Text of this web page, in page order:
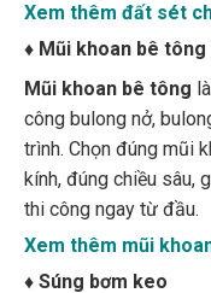
công bulong nở,
trình. Chọn đúng mũi
kính, đúng chiều sâu,
thi công ngay từ đầu.
Xem thêm mũi